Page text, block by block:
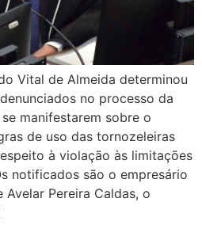
Vital de Almeida determinou
no processo da
manifestarem sobre o
de uso das tornozeleiras
à violação às limitações
notificados são o empresário
Avelar Pereira Caldas, o